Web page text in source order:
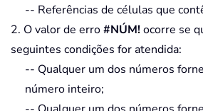
-- Referências de células que
2. O valor de erro#NÚM!ocorre se
seguintes condições for atendida:
-- Qualquer um dos números
número inteiro;